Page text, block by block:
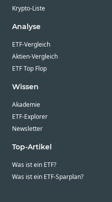
Krypto-Liste
Analyse
ETF-Vergleich
Aktien-Vergleich
ETF Top Flop
Wissen
Akademie
ETF-Explorer
Newsletter
Top-Artikel
Was ist ein ETF?
Was ist ein ETF-Sparplan?